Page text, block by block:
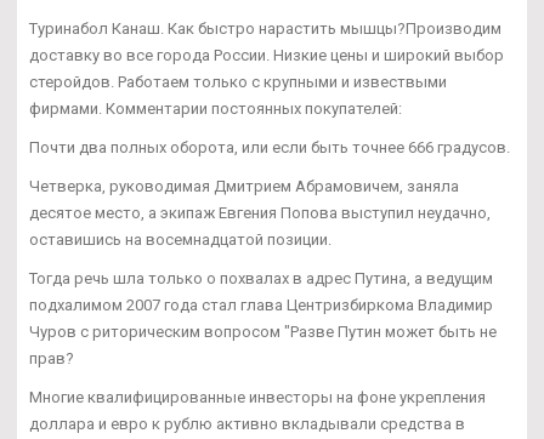
Туринабол Канаш. Как быстро нарастить мышцы?Производим
доставку во все города России. Низкие цены и широкий выбор
стеройдов. Работаем только с крупными и извествыми
фирмами. Комментарии постоянных покупателей:
Почти два полных оборота, или если быть точнее 666 градусов.
Четверка, руководимая Дмитрием Абрамовичем, заняла
десятое место, а экипаж Евгения Попова выступил неудачно,
оставишись на восемнадцатой позиции.
Тогда речь шла только о похвалах в адрес Путина, а ведущим
подхалимом 2007 года стал глава Центризбиркома Владимир
Чуров с риторическим вопросом "Разве Путин может быть не
прав?
Многие квалифицированные инвесторы на фоне укрепления
доллара и евро к рублю активно вкладывали средства в